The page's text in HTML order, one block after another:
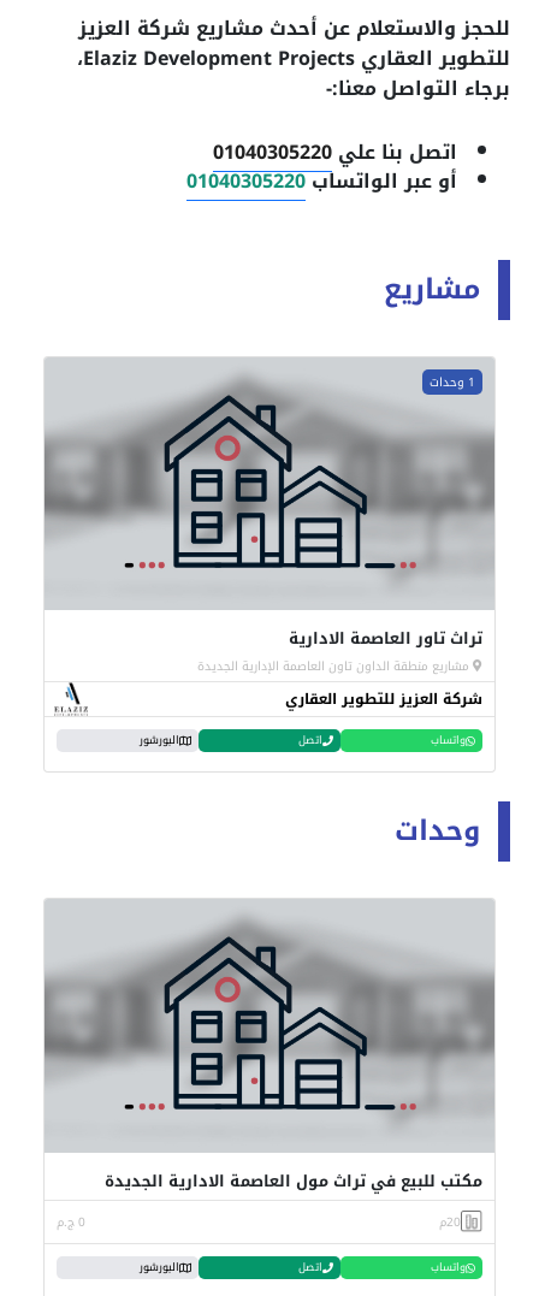
للحجز والاستعلام عن أحدث مشاريع شركة العزيز
للتطوير العقاري Elaziz Development Projects
،
برجاء التواصل معنا:-
اتصل بنا علي01040305220
أو عبر الواتساب01040305220
مشاريع
1 وحدات
تراث تاور العاصمة الادارية
مشاريع منطقة الداون تاون العاصمة الإدارية الجديدة
شركة العزيز للتطوير العقاري
واتساب اتصل البورشور
وحدات
مكتب للبيع في تراث مول العاصمة الادارية الجديدة
20م 0 ج.م
واتساب اتصل البورشور